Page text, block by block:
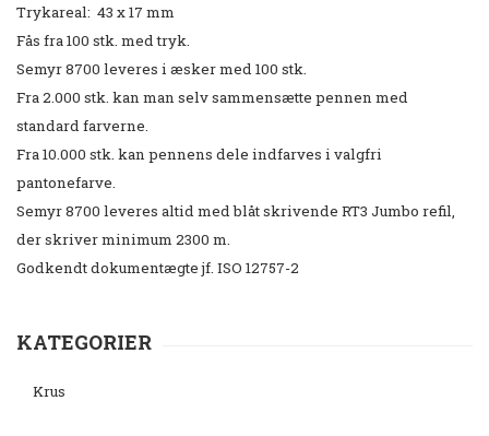
Trykareal: 43 x 17 mm
Fås fra 100 stk. med tryk.
Semyr 8700 leveres i æsker med 100 stk.
Fra 2.000 stk. kan man selv sammensætte pennen med
standard farverne.
Fra 10.000 stk. kan pennens dele indfarves i valgfri
pantonefarve.
Semyr 8700 leveres altid med blåt skrivende RT3 Jumbo refil,
der skriver minimum 2300 m.
Godkendt dokumentægte jf. ISO 12757-2
KATEGORIER
Krus